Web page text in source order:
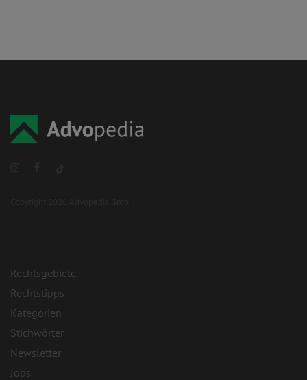
Rechtsgebiete
Rechtstipps
Kategorien
Stichwörter
Newsletter
Jobs